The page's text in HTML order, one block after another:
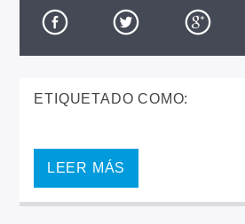
ETIQUETADO COMO:
LEER MÁS